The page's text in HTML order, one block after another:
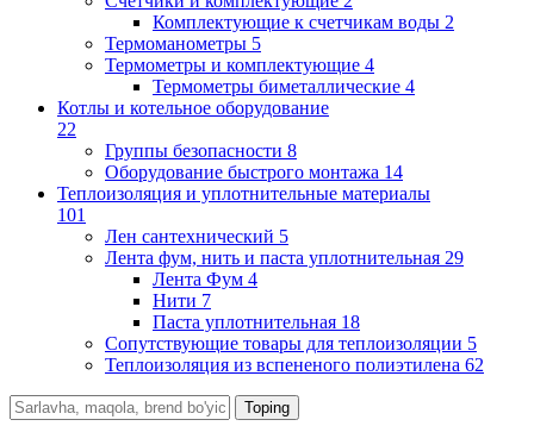
Комплектующие к счетчикам воды 2
Термоманометры 5
Термометры и комплектующие 4
Термометры биметаллические 4
Котлы и котельное оборудование
22
Группы безопасности 8
Оборудование быстрого монтажа 14
Теплоизоляция и уплотнительные материалы
101
Лен сантехнический 5
Лента фум, нить и паста уплотнительная 29
Лента Фум 4
Нити 7
Паста уплотнительная 18
Сопутствующие товары для теплоизоляции 5
Теплоизоляция из вспененого полиэтилена 62